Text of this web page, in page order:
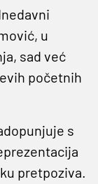
u
sad već
početnih
s
pretpoziva.